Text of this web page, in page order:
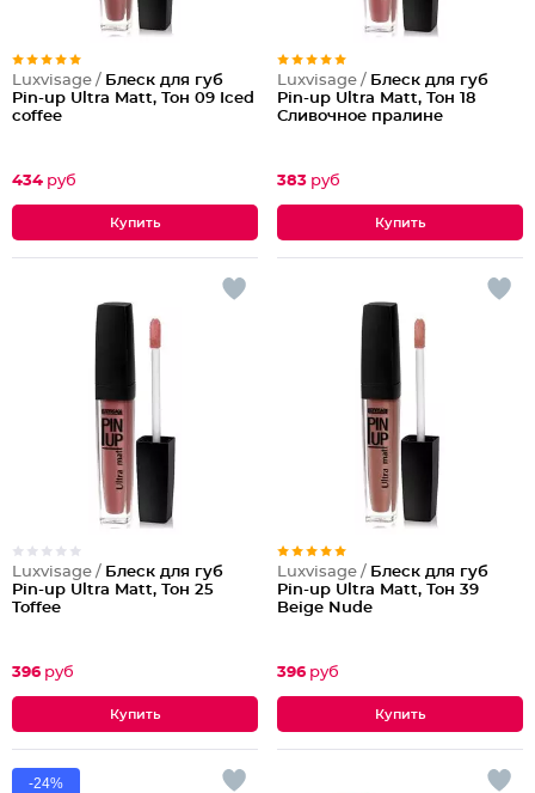
Luxvisage / Блеск для губ
Pin-up Ultra Matt, Тон 09 Iced
coffee
434 руб
Luxvisage / Блеск для губ
Pin-up Ultra Matt, Тон 18
Сливочное пралине
383 руб
Luxvisage / Блеск для губ
Pin-up Ultra Matt, Тон 25
Toffee
396 руб
Luxvisage / Блеск для губ
Pin-up Ultra Matt, Тон 39
Beige Nude
396 руб
-24%